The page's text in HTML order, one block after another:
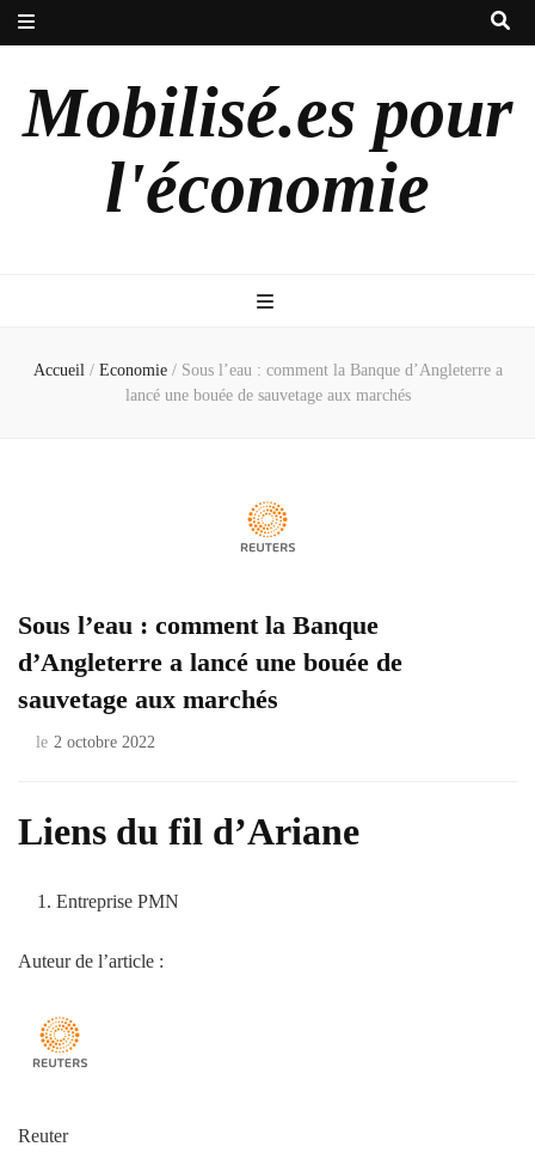
Mobilisé.es pour
l'économie
Accueil / Economie / Sous l’eau : comment la Banque d’Angleterre a
lancé une bouée de sauvetage aux marchés
Sous l’eau : comment la Banque
d’Angleterre a lancé une bouée de
sauvetage aux marchés
le 2 octobre 2022
Liens du fil d’Ariane
Entreprise PMN
Auteur de l’article :
Reuter